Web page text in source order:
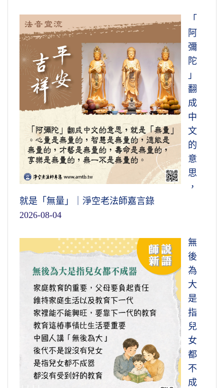
「
阿
彌
陀
」
翻
成
中
文
的
意
思
，
就是「無量」｜淨空老法師嘉言錄
2026-08-04
無
後
為
大
是
指
兒
女
都
不
成